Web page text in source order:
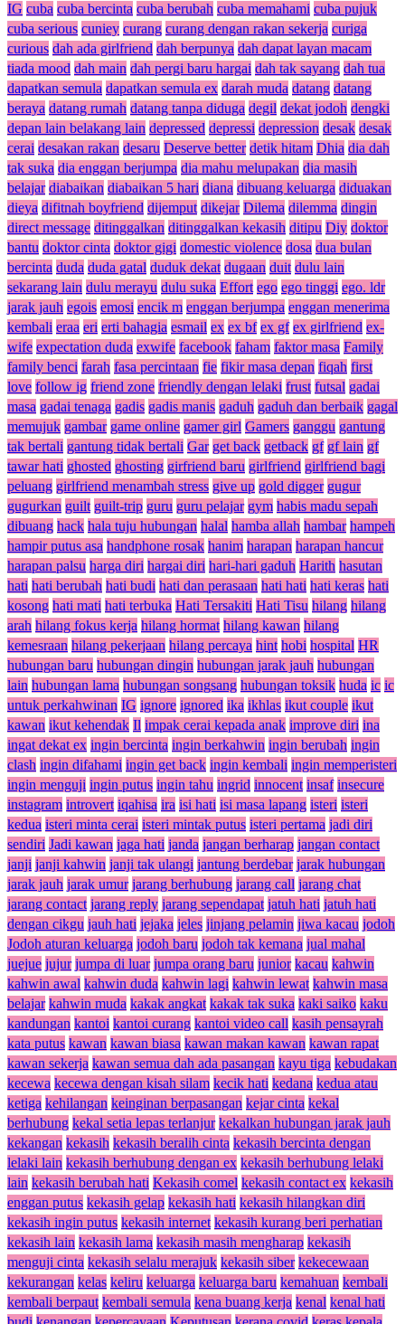
IG cuba cuba bercinta cuba berubah cuba memahami cuba pujuk
cuba serious cuniey curang curang dengan rakan sekerja curiga
curious dah ada girlfriend dah berpunya dah dapat layan macam
tiada mood dah main dah pergi baru hargai dah tak sayang dah tua
dapatkan semula dapatkan semula ex darah muda datang datang
beraya datang rumah datang tanpa diduga degil dekat jodoh dengki
depan lain belakang lain depressed depressi depression desak desak
cerai desakan rakan desaru Deserve better detik hitam Dhia dia dah
tak suka dia enggan berjumpa dia mahu melupakan dia masih
belajar diabaikan diabaikan 5 hari diana dibuang keluarga diduakan
dieya difitnah boyfriend dijemput dikejar Dilema dilemma dingin
direct message ditinggalkan ditinggalkan kekasih ditipu Diy doktor
bantu doktor cinta doktor gigi domestic violence dosa dua bulan
bercinta duda duda gatal duduk dekat dugaan duit dulu lain
sekarang lain dulu merayu dulu suka Effort ego ego tinggi ego. ldr
jarak jauh egois emosi encik m enggan berjumpa enggan menerima
kembali eraa eri erti bahagia esmail ex ex bf ex gf ex girlfriend ex-
wife expectation duda exwife facebook faham faktor masa Family
family benci farah fasa percintaan fie fikir masa depan fiqah first
love follow ig friend zone friendly dengan lelaki frust futsal gadai
masa gadai tenaga gadis gadis manis gaduh gaduh dan berbaik gagal
memujuk gambar game online gamer girl Gamers ganggu gantung
tak bertali gantung tidak bertali Gar get back getback gf gf lain gf
tawar hati ghosted ghosting girfriend baru girlfriend girlfriend bagi
peluang girlfriend menambah stress give up gold digger gugur
gugurkan guilt guilt-trip guru guru pelajar gym habis madu sepah
dibuang hack hala tuju hubungan halal hamba allah hambar hampeh
hampir putus asa handphone rosak hanim harapan harapan hancur
harapan palsu harga diri hargai diri hari-hari gaduh Harith hasutan
hati hati berubah hati budi hati dan perasaan hati hati hati keras hati
kosong hati mati hati terbuka Hati Tersakiti Hati Tisu hilang hilang
arah hilang fokus kerja hilang hormat hilang kawan hilang
kemesraan hilang pekerjaan hilang percaya hint hobi hospital HR
hubungan baru hubungan dingin hubungan jarak jauh hubungan
lain hubungan lama hubungan songsang hubungan toksik huda ic ic
untuk perkahwinan IG ignore ignored ika ikhlas ikut couple ikut
kawan ikut kehendak Il impak cerai kepada anak improve diri ina
ingat dekat ex ingin bercinta ingin berkahwin ingin berubah ingin
clash ingin difahami ingin get back ingin kembali ingin memperisteri
ingin menguji ingin putus ingin tahu ingrid innocent insaf insecure
instagram introvert iqahisa ira isi hati isi masa lapang isteri isteri
kedua isteri minta cerai isteri mintak putus isteri pertama jadi diri
sendiri Jadi kawan jaga hati janda jangan berharap jangan contact
janji janji kahwin janji tak ulangi jantung berdebar jarak hubungan
jarak jauh jarak umur jarang berhubung jarang call jarang chat
jarang contact jarang reply jarang sependapat jatuh hati jatuh hati
dengan cikgu jauh hati jejaka jeles jinjang pelamin jiwa kacau jodoh
Jodoh aturan keluarga jodoh baru jodoh tak kemana jual mahal
juejue jujur jumpa di luar jumpa orang baru junior kacau kahwin
kahwin awal kahwin duda kahwin lagi kahwin lewat kahwin masa
belajar kahwin muda kakak angkat kakak tak suka kaki saiko kaku
kandungan kantoi kantoi curang kantoi video call kasih pensayrah
kata putus kawan kawan biasa kawan makan kawan kawan rapat
kawan sekerja kawan semua dah ada pasangan kayu tiga kebudakan
kecewa kecewa dengan kisah silam kecik hati kedana kedua atau
ketiga kehilangan keinginan berpasangan kejar cinta kekal
berhubung kekal setia lepas terlanjur kekalkan hubungan jarak jauh
kekangan kekasih kekasih beralih cinta kekasih bercinta dengan
lelaki lain kekasih berhubung dengan ex kekasih berhubung lelaki
lain kekasih berubah hati Kekasih comel kekasih contact ex kekasih
enggan putus kekasih gelap kekasih hati kekasih hilangkan diri
kekasih ingin putus kekasih internet kekasih kurang beri perhatian
kekasih lain kekasih lama kekasih masih mengharap kekasih
menguji cinta kekasih selalu merajuk kekasih siber kekecewaan
kekurangan kelas keliru keluarga keluarga baru kemahuan kembali
kembali berpaut kembali semula kena buang kerja kenal kenal hati